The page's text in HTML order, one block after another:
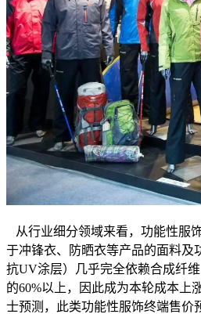
从行业细分领域来看，功能性服
于冲锋衣、防晒衣等产品的面料及
抗UV涂层）几乎完全依赖合成纤
的60%以上，因此成为本轮成本上
士预测，此类功能性服饰终端售价